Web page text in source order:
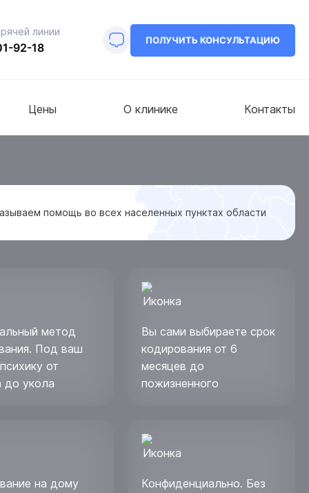
линии
92-18
ПОЛУЧИТЬ КОНСУЛЬТАЦИЮ
Цены О клинике Контакты
помощь во всех населенных пунктах области
метод
Под ваш
от
до укола
Вы сами выбираете срок
кодирования от 6
месяцев до
пожизненного
на дому
Конфиденциально. Без